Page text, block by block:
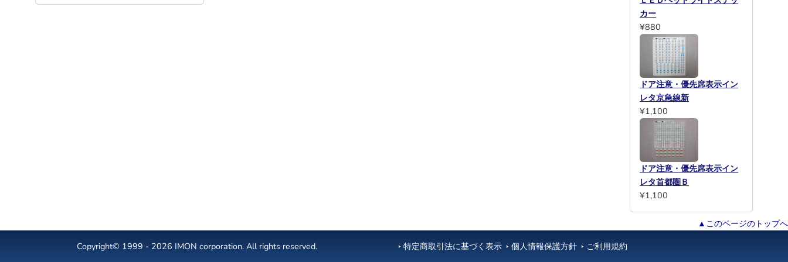
カー
¥880
ドア注意・優先席表示イン
レタ京急線新
¥1,100
ドア注意・優先席表示イン
レタ首都圏Ｂ
¥1,100
▲このページのトップへ
Copyright© 1999 - 2026 IMON corporation. All rights reserved.
特定商取引法に基づく表示 個人情報保護方針 ご利用規約